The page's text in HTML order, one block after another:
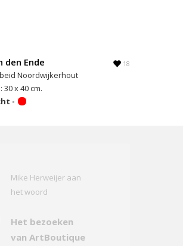
den Ende
Noordwijkerhout
30 x 40 cm.
-
18
Mike Herweijer aan
het woord
Het bezoeken
van ArtBoutique